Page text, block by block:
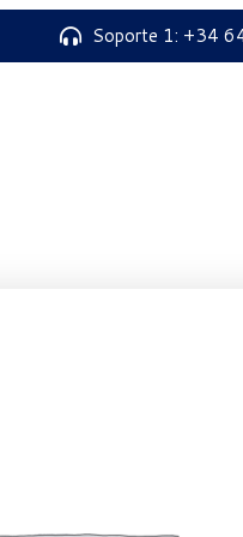
Soporte 1: +34